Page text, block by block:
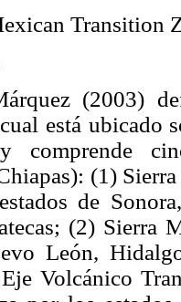
Transition
(2003)
está ubicado
comprende
(1)
de
(2) Sierra
León,
Volcánico